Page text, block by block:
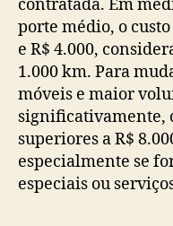
contratada. Em
porte médio, o
e R$ 4.000,
1.000 km. Para
móveis e maior
significativamente,
superiores a R$
especialmente se
especiais ou